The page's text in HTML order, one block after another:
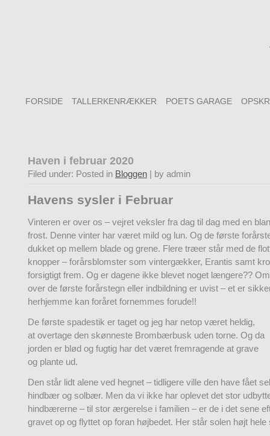
FORSIDE TALLERKENRÆKKER POETS GARAGE
Haven i februar 2020
Filed under: Posted in Bloggen | by admin
Havens sysler i Februar
Vinteren er over os – vejret veksler fra dag til dag med en
frost. Denne vinter har været mild og lun. Og de første
dukket op mellem blade og grene. Flere træer står med de
knopper – forårsblomster som vintergækker, Erantis samt
forsigtigt frem. Og er dagene ikke blevet noget længere??
over de første forårstegn eller indbildning er uvist – et er
herhjemme kan foråret fornemmes forude!!
De første spadestik er taget og jeg har netop været heldig,
at overtage den skønneste Brombærbusk uden torne. Og da
jorden er blød og fugtig har det været fremragende at grave
og plante ud.
Den står lidt alene ved hegnet – tidligere ville den have fået
hindbær og solbær. Men da vi ikke har oplevet det stor
hindbærerne – til stor ærgerelse i familien – er de i det sene
gravet op og flyttet op foran højbedet. Her står solen højt hele